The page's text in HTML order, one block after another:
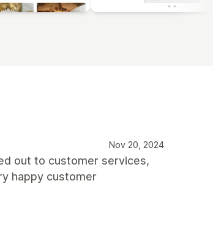
Nov 20, 2024
out to customer services,
happy customer